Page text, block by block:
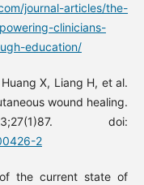
journal-articles/the-
clinicians-
education/
X, Liang H, et al.
wound healing.
doi:
2
the current state of